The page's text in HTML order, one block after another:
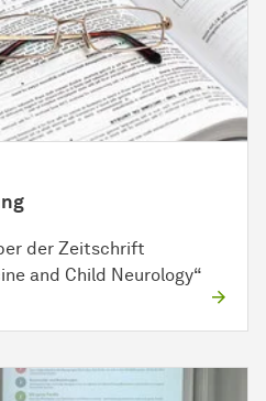
der Zeitschrift
and Child Neurology“